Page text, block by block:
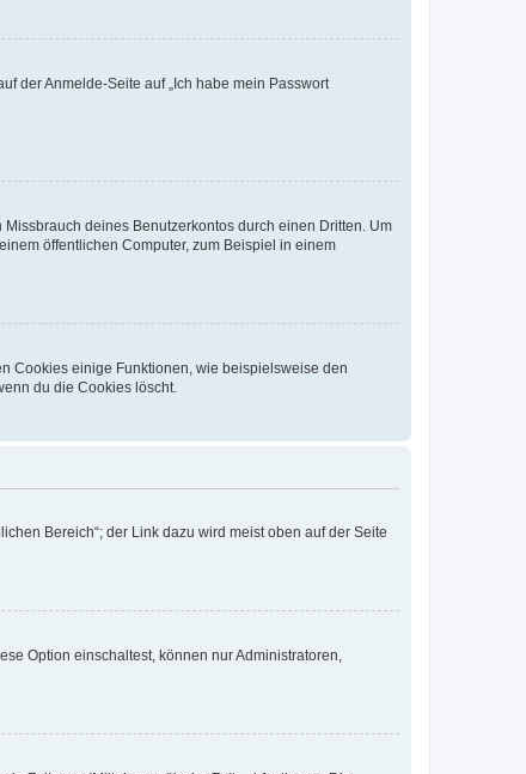
der Anmelde-Seite auf „Ich habe mein Passwort
deines Benutzerkontos durch einen Dritten. Um
öffentlichen Computer, zum Beispiel in einem
Cookies einige Funktionen, wie beispielsweise den
du die Cookies löscht.
Bereich“; der Link dazu wird meist oben auf der Seite
Option einschaltest, können nur Administratoren,